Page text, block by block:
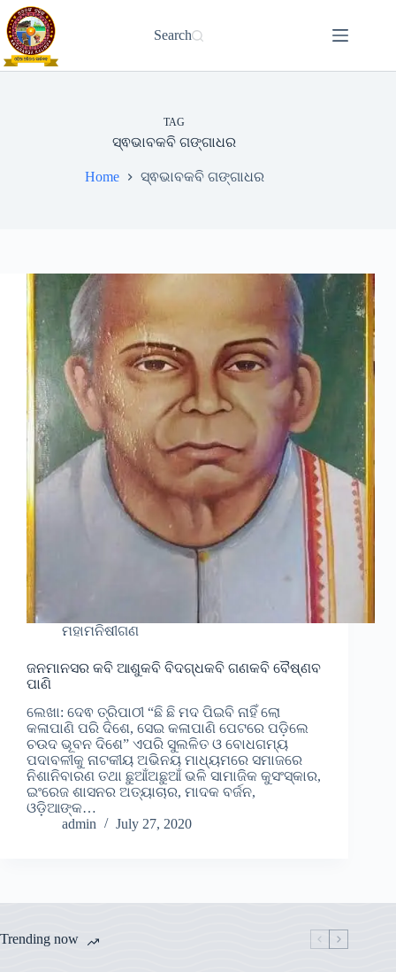
Skip
to
content
Search
TAG
ସ୍ଵଭାବକବି ଗଙ୍ଗାଧର
Home ସ୍ଵଭାବକବି ଗଙ୍ଗାଧର
ମହାମନିଷୀଗଣ
ଜନମାନସର କବି ଆଶୁକବି ବିଦଗ୍ଧକବି ଗଣକବି ବୈଷ୍ଣବ
ପାଣି
ଲେଖା: ଦେଵ ତ୍ରିପାଠୀ “ଛି ଛି ମଦ ପିଇବି ନାହିଁ ଲୋ
କଳାପାଣି ପରି ଦିଶେ, ସେଇ କଳାପାଣି ପେଟରେ ପଡ଼ିଲେ
ଚଉଦ ଭୂବନ ଦିଶେ” ଏପରି ସୁଲଳିତ ଓ ବୋଧଗମ୍ୟ
ପଦାବଳୀକୁ ନାଟକୀୟ ଅଭିନୟ ମାଧ୍ୟମରେ ସମାଜରେ
ନିଶାନିବାରଣ ତଥା ଛୁଆଁଅଛୁଆଁ ଭଳି ସାମାଜିକ କୁସଂସ୍କାର,
ଇଂରେଜ ଶାସନର ଅତ୍ୟାଚାର, ମାଦକ ବର୍ଜନ,
ଓଡ଼ିଆଙ୍କ…
admin
July 27, 2020
Trending now